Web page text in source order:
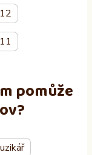
pomůže